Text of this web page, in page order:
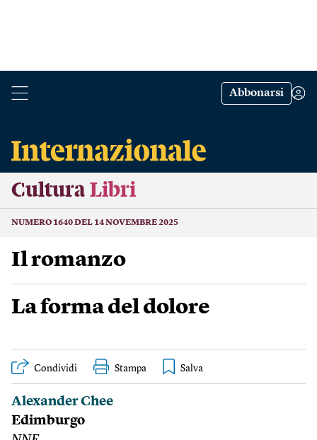
Abbonarsi
Cultura Libri
NUMERO 1640 DEL 14 NOVEMBRE 2025
Il romanzo
La forma del dolore
Condividi Stampa
Alexander Chee
Edimburgo